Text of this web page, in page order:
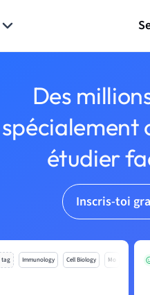
Des
spécialement
étudier
Inscris-toi
tag Immunology Cell Biology Mo